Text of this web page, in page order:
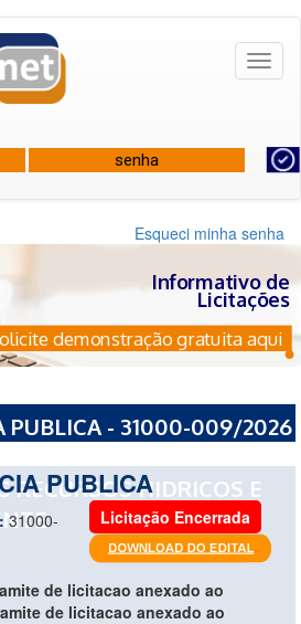
Esqueci minha senha
Informativo de
Licitações
demonstração gratuita aqui
PUBLICA - 31000-009/2026
RECURSOS HIDRICOS E
PUBLICA
31000-
Licitação Encerrada
de licitacao anexado ao
de licitacao anexado ao